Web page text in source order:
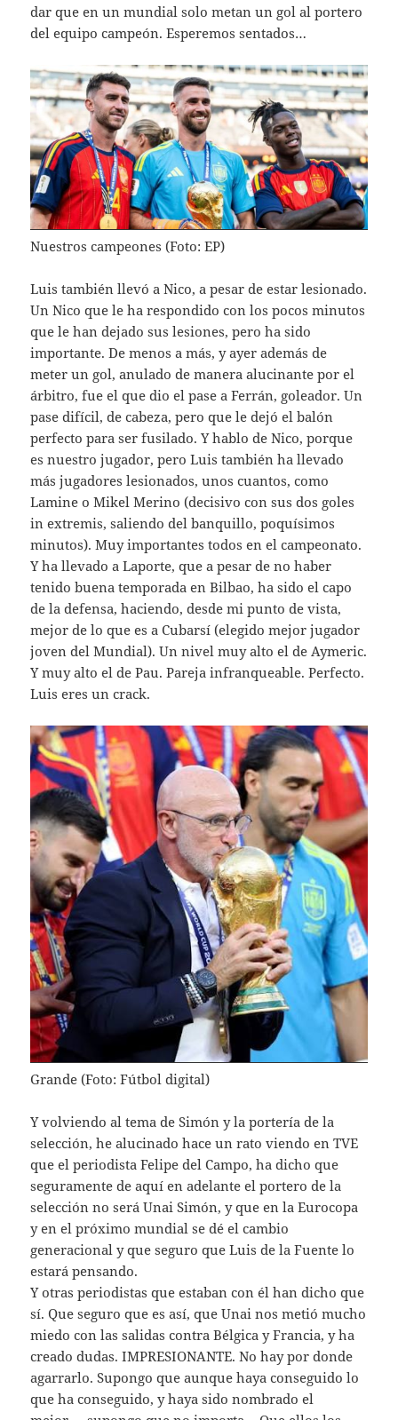
dar que en un mundial solo metan un gol al portero
del equipo campeón. Esperemos sentados…
Nuestros campeones (Foto: EP)
Luis también llevó a Nico, a pesar de estar lesionado.
Un Nico que le ha respondido con los pocos minutos
que le han dejado sus lesiones, pero ha sido
importante. De menos a más, y ayer además de
meter un gol, anulado de manera alucinante por el
árbitro, fue el que dio el pase a Ferrán, goleador. Un
pase difícil, de cabeza, pero que le dejó el balón
perfecto para ser fusilado. Y hablo de Nico, porque
es nuestro jugador, pero Luis también ha llevado
más jugadores lesionados, unos cuantos, como
Lamine o Mikel Merino (decisivo con sus dos goles
in extremis, saliendo del banquillo, poquísimos
minutos). Muy importantes todos en el campeonato.
Y ha llevado a Laporte, que a pesar de no haber
tenido buena temporada en Bilbao, ha sido el capo
de la defensa, haciendo, desde mi punto de vista,
mejor de lo que es a Cubarsí (elegido mejor jugador
joven del Mundial). Un nivel muy alto el de Aymeric.
Y muy alto el de Pau. Pareja infranqueable. Perfecto.
Luis eres un crack.
Grande (Foto: Fútbol digital)
Y volviendo al tema de Simón y la portería de la
selección, he alucinado hace un rato viendo en TVE
que el periodista Felipe del Campo, ha dicho que
seguramente de aquí en adelante el portero de la
selección no será Unai Simón, y que en la Eurocopa
y en el próximo mundial se dé el cambio
generacional y que seguro que Luis de la Fuente lo
estará pensando.
Y otras periodistas que estaban con él han dicho que
sí. Que seguro que es así, que Unai nos metió mucho
miedo con las salidas contra Bélgica y Francia, y ha
creado dudas. IMPRESIONANTE. No hay por donde
agarrarlo. Supongo que aunque haya conseguido lo
que ha conseguido, y haya sido nombrado el